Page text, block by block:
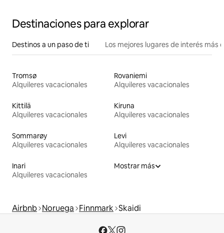
Destinaciones para explorar
Destinos a un paso de ti Los mejores lugares de interés más
Tromsø
Alquileres vacacionales
Rovaniemi
Alquileres vacacionales
Kittilä
Alquileres vacacionales
Kiruna
Alquileres vacacionales
Sommarøy
Alquileres vacacionales
Levi
Alquileres vacacionales
Inari
Alquileres vacacionales
Mostrar más
Airbnb Noruega Finnmark Skaidi